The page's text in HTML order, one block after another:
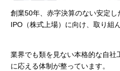
創業50年、赤字決算のない安定し
IPO（株式上場）に向け、取り組
業界でも類を見ない本格的な自社
に応える体制が整っています。